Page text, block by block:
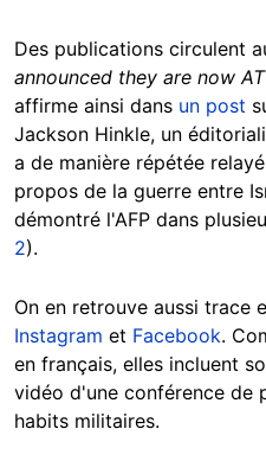
Des publications circulent
announced they are now AT
affirme ainsi dans un post
Jackson Hinkle, un
a de manière répétée
propos de la guerre entre
démontré l'AFP dans
2).
On en retrouve aussi trace
Instagram et Facebook.
en français, elles incluent
vidéo d'une conférence de
habits militaires.